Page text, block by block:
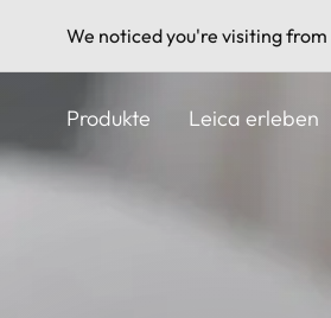
We noticed you're visiting from
Inhalt
Produkte Leica erleben